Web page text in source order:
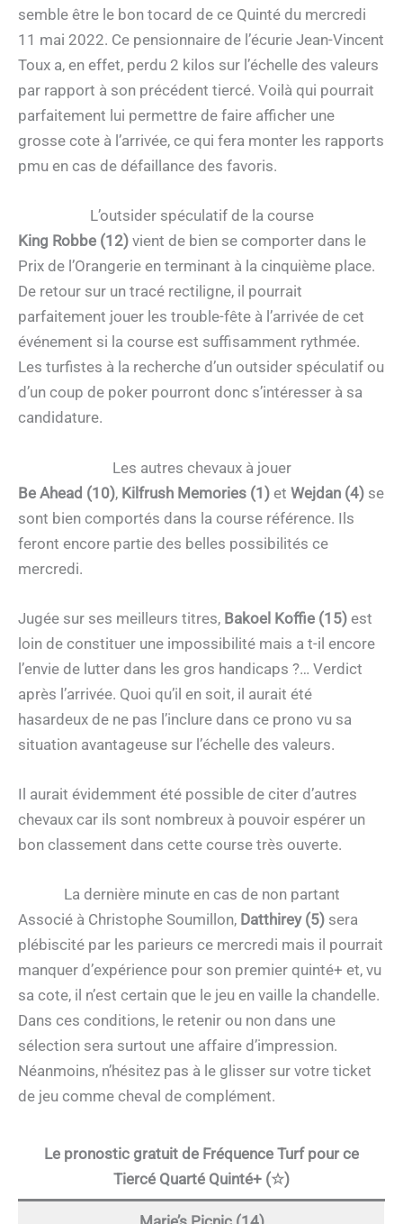
semble être le bon tocard de ce Quinté du mercredi
11 mai 2022. Ce pensionnaire de l’écurie Jean-Vincent
Toux a, en effet, perdu 2 kilos sur l’échelle des valeurs
par rapport à son précédent tiercé. Voilà qui pourrait
parfaitement lui permettre de faire afficher une
grosse cote à l’arrivée, ce qui fera monter les rapports
pmu en cas de défaillance des favoris.
L’outsider spéculatif de la course
King Robbe (12) vient de bien se comporter dans le
Prix de l’Orangerie en terminant à la cinquième place.
De retour sur un tracé rectiligne, il pourrait
parfaitement jouer les trouble-fête à l’arrivée de cet
événement si la course est suffisamment rythmée.
Les turfistes à la recherche d’un outsider spéculatif ou
d’un coup de poker pourront donc s’intéresser à sa
candidature.
Les autres chevaux à jouer
Be Ahead (10), Kilfrush Memories (1) et Wejdan (4) se
sont bien comportés dans la course référence. Ils
feront encore partie des belles possibilités ce
mercredi.
Jugée sur ses meilleurs titres, Bakoel Koffie (15) est
loin de constituer une impossibilité mais a t-il encore
l’envie de lutter dans les gros handicaps ?… Verdict
après l’arrivée. Quoi qu’il en soit, il aurait été
hasardeux de ne pas l’inclure dans ce prono vu sa
situation avantageuse sur l’échelle des valeurs.
Il aurait évidemment été possible de citer d’autres
chevaux car ils sont nombreux à pouvoir espérer un
bon classement dans cette course très ouverte.
La dernière minute en cas de non partant
Associé à Christophe Soumillon, Datthirey (5) sera
plébiscité par les parieurs ce mercredi mais il pourrait
manquer d’expérience pour son premier quinté+ et, vu
sa cote, il n’est certain que le jeu en vaille la chandelle.
Dans ces conditions, le retenir ou non dans une
sélection sera surtout une affaire d’impression.
Néanmoins, n’hésitez pas à le glisser sur votre ticket
de jeu comme cheval de complément.
Le pronostic gratuit de Fréquence Turf pour ce
Tiercé Quarté Quinté+ (☆)